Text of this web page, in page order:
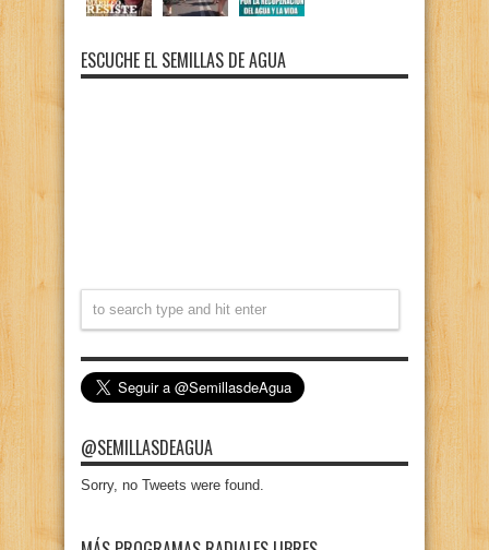
ESCUCHE EL SEMILLAS DE AGUA
@SEMILLASDEAGUA
Sorry, no Tweets were found.